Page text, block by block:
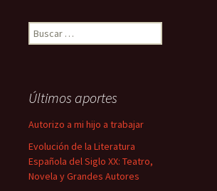
Buscar:
Últimos aportes
Autorizo a mi hijo a trabajar
Evolución de la Literatura
Española del Siglo XX: Teatro,
Novela y Grandes Autores